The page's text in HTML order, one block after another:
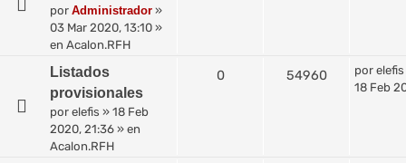
por Administrador »
03 Mar 2020, 13:10 »
en Acalon.RFH
Listados
provisionales
por elefis » 18 Feb
2020, 21:36 » en
Acalon.RFH
0 54960 por elefis
18 Feb